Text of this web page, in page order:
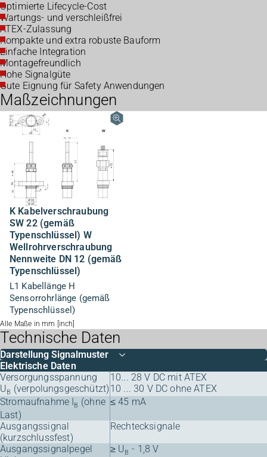
Optimierte Lifecycle-Cost
Wartungs- und verschleißfrei
ATEX-Zulassung
Kompakte und extra robuste Bauform
Einfache Integration
Montagefreundlich
Hohe Signalgüte
Gute Eignung für Safety Anwendungen
Maßzeichnungen
K Kabelverschraubung
SW 22 (gemäß
Typenschlüssel) W
Wellrohrverschraubung
Nennweite DN 12 (gemäß
Typenschlüssel)
L1 Kabellänge H
Sensorrohrlänge (gemäß
Typenschlüssel)
Alle Maße in mm [inch]
Technische Daten
Darstellung Signalmuster
Elektrische Daten
Versorgungsspannung
UB (verpolungsgeschützt)
10... 28 V DC mit ATEX
10 ... 30 V DC ohne ATEX
Stromaufnahme IB (ohne
Last)
≤ 45 mA
Ausgangssignal
(kurzschlussfest)
Rechtecksignale
Ausgangssignalpegel
≥ UB - 1,8 V